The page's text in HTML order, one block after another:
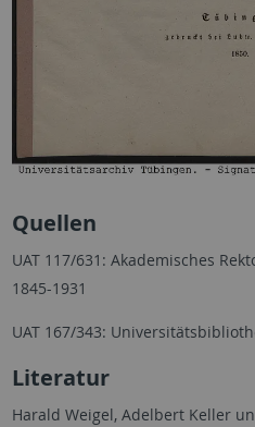
Quellen
UAT 117/631: Akademisches
1845-1931
UAT 167/343:
Literatur
Harald Weigel, Adelbert Keller